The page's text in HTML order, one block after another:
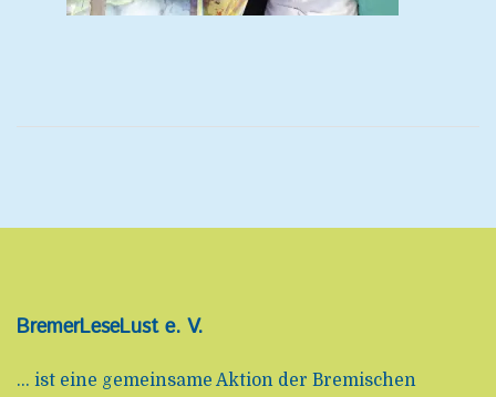
BremerLeseLust e. V.
... ist eine gemeinsame Aktion der Bremischen